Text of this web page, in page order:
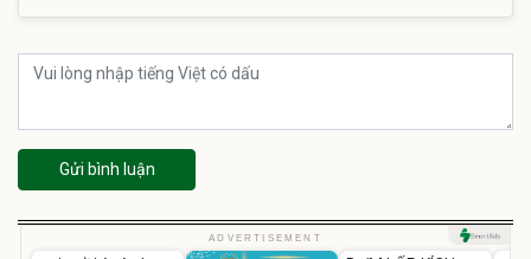
Gửi bình luận
ADVERTISEMENT